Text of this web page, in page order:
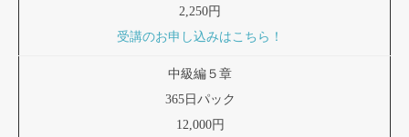
2,250円
受講のお申し込みはこちら！
中級編５章
365日パック
12,000円